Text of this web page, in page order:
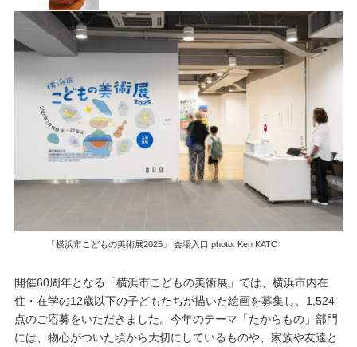
「横浜市こどもの美術展2025」 会場入口 photo: Ken KATO
開催60周年となる「横浜市こどもの美術展」では、横浜市内在
住・在学の12歳以下の子どもたちが描いた絵画を募集し、1,524
点のご応募をいただきました。今年のテーマ「たからもの」部門
には、物心がついた頃から大切にしているものや、家族や友達と